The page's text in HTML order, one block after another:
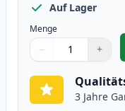
Auf Lager
Menge
Verwenden Sie die
− +
1
3 Jahre